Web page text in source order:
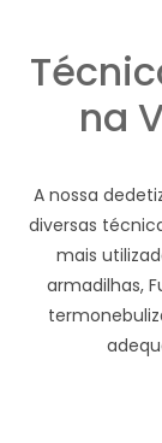
na
A nossa
diversas
mais
armadilhas,